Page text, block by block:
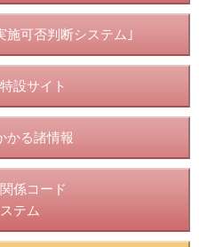
施可否判断システム｣
設サイト
かる諸情報
係コード
テム